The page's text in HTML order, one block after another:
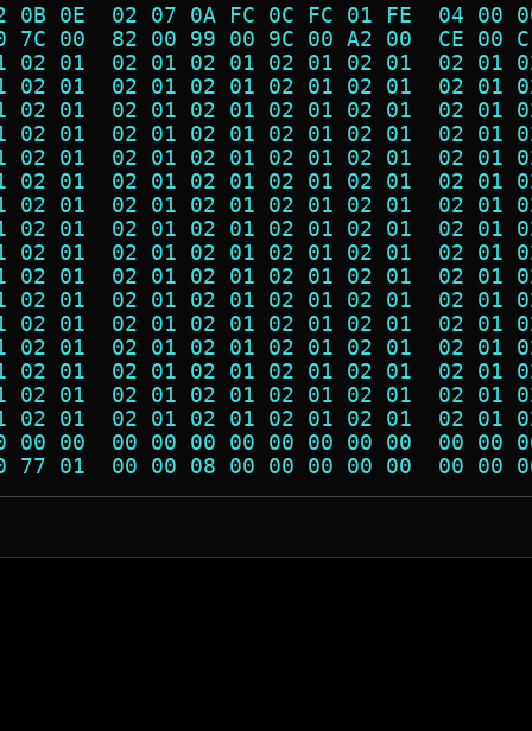
0B 0E  02 07 0A FC 0C FC 01 FE  04
7C 00  82 00 99 00 9C 00 A2 00  CE
02 01  02 01 02 01 02 01 02 01  02
02 01  02 01 02 01 02 01 02 01  02
02 01  02 01 02 01 02 01 02 01  02
02 01  02 01 02 01 02 01 02 01  02
02 01  02 01 02 01 02 01 02 01  02
02 01  02 01 02 01 02 01 02 01  02
02 01  02 01 02 01 02 01 02 01  02
02 01  02 01 02 01 02 01 02 01  02
02 01  02 01 02 01 02 01 02 01  02
02 01  02 01 02 01 02 01 02 01  02
02 01  02 01 02 01 02 01 02 01  02
02 01  02 01 02 01 02 01 02 01  02
02 01  02 01 02 01 02 01 02 01  02
02 01  02 01 02 01 02 01 02 01  02
02 01  02 01 02 01 02 01 02 01  02
02 01  02 01 02 01 02 01 02 01  02
00 00  00 00 00 00 00 00 00 00  00
77 01  00 00 08 00 00 00 00 00